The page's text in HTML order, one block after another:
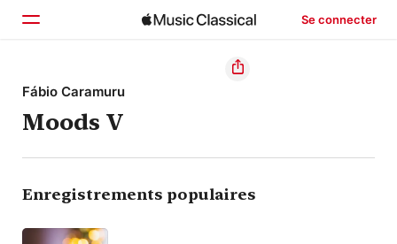
Se connecter
Accueil
Parcourir
Rechercher
Fábio Caramuru
Moods V
Enregistrements populaires